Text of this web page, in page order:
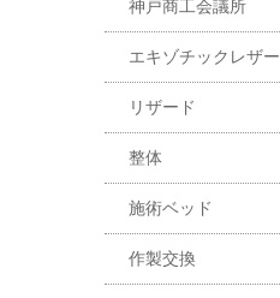
神戸商工会議所
エキゾチックレザー
リザード
整体
施術ベッド
作製交換